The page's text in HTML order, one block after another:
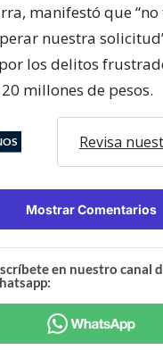
manifestó que
nuestra
los delitos
millones de pesos.
Revisa
Mostrar Comentarios
en nuestro canal